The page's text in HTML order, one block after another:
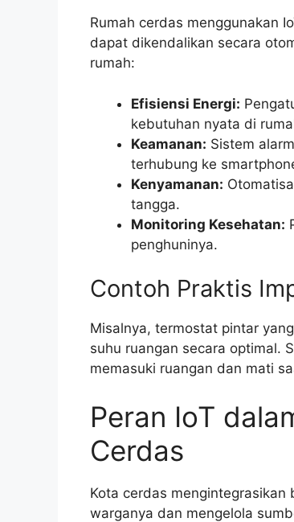
Rumah cerdas menggunakan
dapat dikendalikan secara
rumah:
Efisiensi Energi:
kebutuhan nyata di
Keamanan: Sistem
terhubung ke
Kenyamanan:
tangga.
Monitoring Kesehatan:
penghuninya.
Contoh Praktis
Misalnya, termostat pintar
suhu ruangan secara optimal.
memasuki ruangan dan mati
Peran IoT
Cerdas
Kota cerdas
warganya dan mengelola